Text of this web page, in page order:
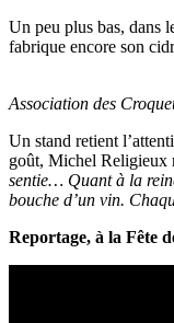
Un peu plus bas, dans
fabrique encore son
Association des
Un stand retient
goût, Michel Religieux
sentie… Quant à la
bouche d’un vin.
Reportage, à la Fête